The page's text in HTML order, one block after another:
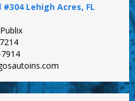
#304 Lehigh Acres, FL